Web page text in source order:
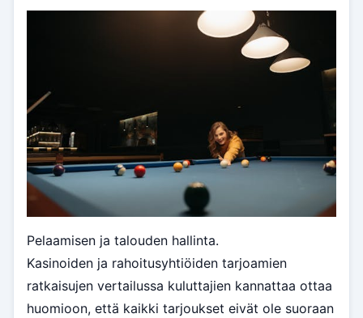
Pelaamisen ja talouden hallinta.
Kasinoiden ja rahoitusyhtiöiden tarjoamien
ratkaisujen vertailussa kuluttajien kannattaa ottaa
huomioon, että kaikki tarjoukset eivät ole suoraan